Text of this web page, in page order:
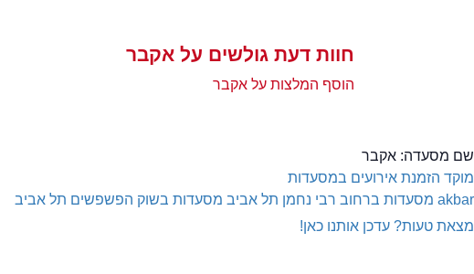
חוות דעת גולשים על אקבר
הוסף המלצות על אקבר
שם מסעדה: אקבר
מוקד הזמנת אירועים במסעדות
akbar מסעדות ברחוב רבי נחמן תל אביב מסעדות בשוק הפשפשים תל אביב
מצאת טעות? עדכן אותנו כאן!